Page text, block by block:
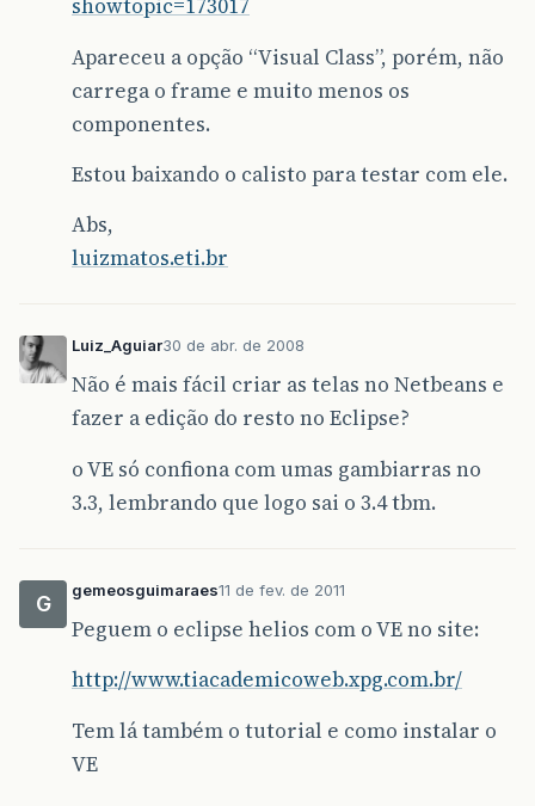
showtopic=173017
Apareceu a opção “Visual Class”, porém, não
carrega o frame e muito menos os
componentes.
Estou baixando o calisto para testar com ele.
Abs,
luizmatos.eti.br
Luiz_Aguiar30 de abr. de 2008
Não é mais fácil criar as telas no Netbeans e
fazer a edição do resto no Eclipse?
o VE só confiona com umas gambiarras no
3.3, lembrando que logo sai o 3.4 tbm.
G
gemeosguimaraes11 de fev. de 2011
Peguem o eclipse helios com o VE no site:
http://www.tiacademicoweb.xpg.com.br/
Tem lá também o tutorial e como instalar o
VE